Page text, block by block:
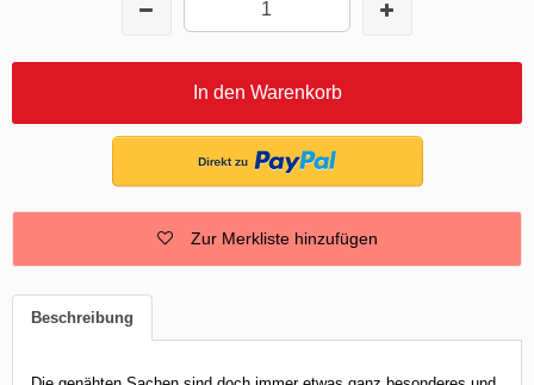
In den Warenkorb
Zur Merkliste hinzufügen
Beschreibung